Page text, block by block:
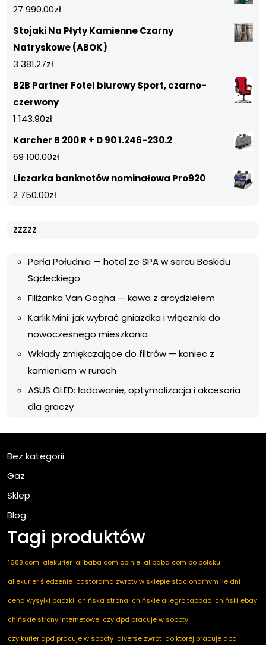
27 990.00zł
Stojaki Na Płyty Kamienne Czarny
Natryskowe (ABOK)
3 381.27zł
B2B Partner Fotel biurowy Sport, czarno-
czerwony
1 143.90zł
Karcher B 200 R + D 90 1.246-230.2
69 100.00zł
Liczarka banknotów nominałowa Pro920
2 750.00zł
zzzzz
Perła Południa — hotel ze SPA w sercu Beskidu
Sądeckiego
Filiżanka Van Gogha — kawa z arcydziełem
Karlik Mini: jak wybrać gniazdka i włączniki do
nowoczesnego mieszkania
Wkłady zmiękczające do filtrów — koniec z
kamieniem w rurach
ASUS OLED: ładowanie, optymalizacja i akcesoria
dla graczy
Bez kategorii
Gaz
Sklep
Blog
Tagi produktów
1688.com alekurier alibaba com opinie alibaba com po polsku
allekurier śledzenie castorama zwroty w sklepie stacjonarnym ile dni
cena wysyłki paczki chińska strona chińskie allegro taobao chiński ebay
chińskie strony internetowe czy dpd pracuje w soboty
czy kurier dpd pracuje w soboty diverse zwrot do ktorej pracuje dpd